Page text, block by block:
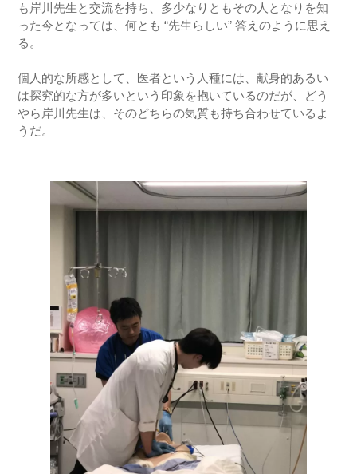
も岸川先生と交流を持ち、多少なりともその人となりを知
った今となっては、何とも “先生らしい” 答えのように思え
る。
個人的な所感として、医者という人種には、献身的あるい
は探究的な方が多いという印象を抱いているのだが、どう
やら岸川先生は、そのどちらの気質も持ち合わせているよ
うだ。